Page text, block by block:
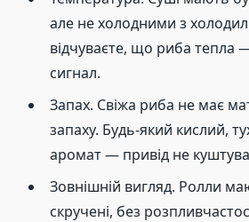
але не холодними з
відчуваєте, що риба тепла
сигнал.
Запах. Свіжа риба не має
запаху. Будь-який кислий,
аромат — привід не
Зовнішній вигляд. Ролли
скручені, без